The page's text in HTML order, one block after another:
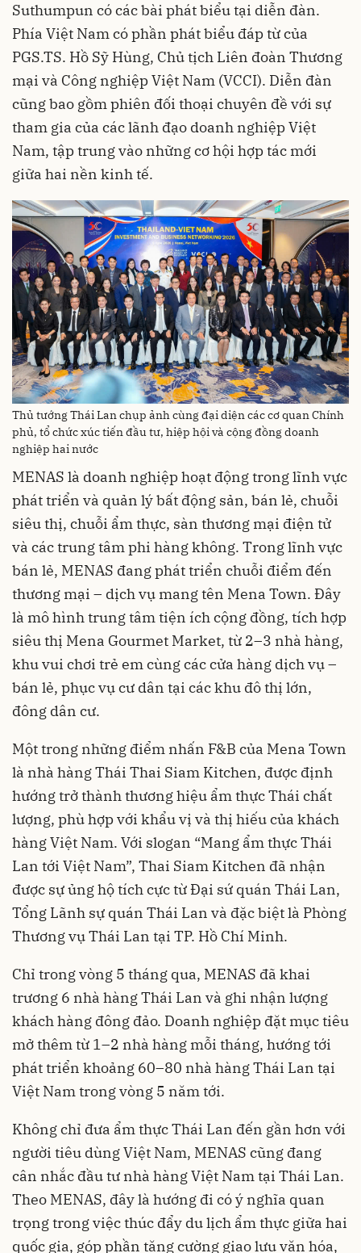
Suthumpun có các bài phát biểu tại diễn đàn.
Phía Việt Nam có phần phát biểu đáp từ của
PGS.TS. Hồ Sỹ Hùng, Chủ tịch Liên đoàn Thương
mại và Công nghiệp Việt Nam (VCCI). Diễn đàn
cũng bao gồm phiên đối thoại chuyên đề với sự
tham gia của các lãnh đạo doanh nghiệp Việt
Nam, tập trung vào những cơ hội hợp tác mới
giữa hai nền kinh tế.
Thủ tướng Thái Lan chụp ảnh cùng đại diện các cơ quan Chính
phủ, tổ chức xúc tiến đầu tư, hiệp hội và cộng đồng doanh
nghiệp hai nước
MENAS là doanh nghiệp hoạt động trong lĩnh vực
phát triển và quản lý bất động sản, bán lẻ, chuỗi
siêu thị, chuỗi ẩm thực, sàn thương mại điện tử
và các trung tâm phi hàng không. Trong lĩnh vực
bán lẻ, MENAS đang phát triển chuỗi điểm đến
thương mại – dịch vụ mang tên Mena Town. Đây
là mô hình trung tâm tiện ích cộng đồng, tích hợp
siêu thị Mena Gourmet Market, từ 2–3 nhà hàng,
khu vui chơi trẻ em cùng các cửa hàng dịch vụ –
bán lẻ, phục vụ cư dân tại các khu đô thị lớn,
đông dân cư.
Một trong những điểm nhấn F&B của Mena Town
là nhà hàng Thái Thai Siam Kitchen, được định
hướng trở thành thương hiệu ẩm thực Thái chất
lượng, phù hợp với khẩu vị và thị hiếu của khách
hàng Việt Nam. Với slogan “Mang ẩm thực Thái
Lan tới Việt Nam”, Thai Siam Kitchen đã nhận
được sự ủng hộ tích cực từ Đại sứ quán Thái Lan,
Tổng Lãnh sự quán Thái Lan và đặc biệt là Phòng
Thương vụ Thái Lan tại TP. Hồ Chí Minh.
Chỉ trong vòng 5 tháng qua, MENAS đã khai
trương 6 nhà hàng Thái Lan và ghi nhận lượng
khách hàng đông đảo. Doanh nghiệp đặt mục tiêu
mở thêm từ 1–2 nhà hàng mỗi tháng, hướng tới
phát triển khoảng 60–80 nhà hàng Thái Lan tại
Việt Nam trong vòng 5 năm tới.
Không chỉ đưa ẩm thực Thái Lan đến gần hơn với
người tiêu dùng Việt Nam, MENAS cũng đang
cân nhắc đầu tư nhà hàng Việt Nam tại Thái Lan.
Theo MENAS, đây là hướng đi có ý nghĩa quan
trọng trong việc thúc đẩy du lịch ẩm thực giữa hai
quốc gia, góp phần tăng cường giao lưu văn hóa,